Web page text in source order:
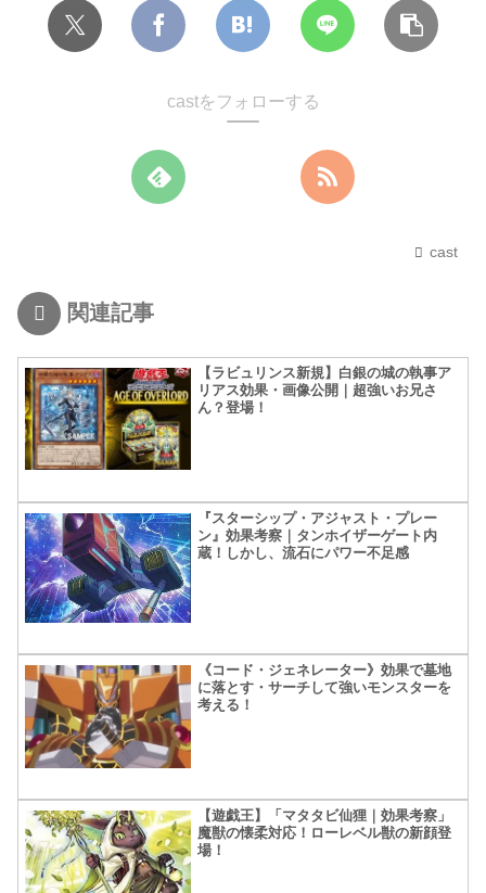
castをフォローする
cast
関連記事
【ラビュリンス新規】白銀の城の執事ア
リアス効果・画像公開｜超強いお兄さ
ん？登場！
『スターシップ・アジャスト・プレー
ン』効果考察｜タンホイザーゲート内
蔵！しかし、流石にパワー不足感
《コード・ジェネレーター》効果で墓地
に落とす・サーチして強いモンスターを
考える！
【遊戯王】「マタタビ仙狸｜効果考察」
魔獣の懐柔対応！ローレベル獣の新顔登
場！